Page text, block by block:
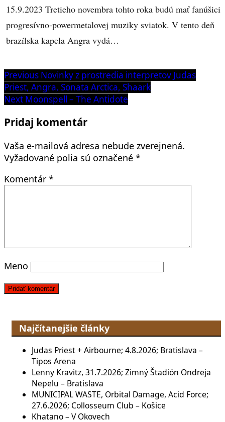
15.9.2023 Tretieho novembra tohto roka budú mať fanúšici
progresívno-powermetalovej muziky sviatok. V tento deň
brazílska kapela Angra vydá…
Navigácia
v
článku
Previous Previous
post:
Novinky z prostredia interpretov Judas
Priest, Angra, Sonata Arctica, Shaark
Next Next
Moonspell – The Antidote
Pridaj komentár
Vaša e-mailová adresa nebude zverejnená.
Vyžadované polia sú označené *
Komentár *
Meno
Najčítanejšie články
Judas Priest + Airbourne; 4.8.2026; Bratislava –
Tipos Arena
Lenny Kravitz, 31.7.2026; Zimný Štadión Ondreja
Nepelu – Bratislava
MUNICIPAL WASTE, Orbital Damage, Acid Force;
27.6.2026; Collosseum Club – Košice
Khatano – V Okovech